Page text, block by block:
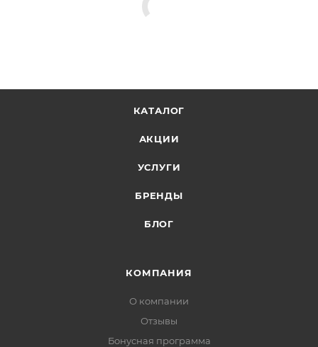
КАТАЛОГ
АКЦИИ
УСЛУГИ
БРЕНДЫ
БЛОГ
КОМПАНИЯ
О компании
Отзывы
Бонусная программа